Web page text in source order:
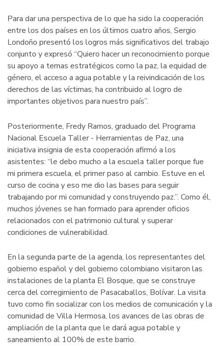
Para dar una perspectiva de lo que ha sido la cooperación
entre los dos países en los últimos cuatro años, Sergio
Londoño presentó los logros más significativos del trabajo
conjunto y expresó “Quiero hacer un reconocimiento porque
su apoyo a temas estratégicos como la paz, la equidad de
género, el acceso a agua potable y la reivindicación de los
derechos de las víctimas, ha contribuido al logro de
importantes objetivos para nuestro país”.
Posteriormente, Fredy Ramos, graduado del Programa
Nacional Escuela Taller - Herramientas de Paz, una
iniciativa insignia de esta cooperación afirmó a los
asistentes: “le debo mucho a la escuela taller porque fue
mi primera escuela, el primer paso al cambio. Estuve en el
curso de cocina y eso me dio las bases para seguir
trabajando por mi comunidad y construyendo paz.”. Como él,
muchos jóvenes se han formado para aprender oficios
relacionados con el patrimonio cultural y superar
condiciones de vulnerabilidad.
En la segunda parte de la agenda, los representantes del
gobierno español y del gobierno colombiano visitaron las
instalaciones de la planta El Bosque, que se construye
cerca del corregimiento de Pasacaballos, Bolívar. La visita
tuvo como fin socializar con los medios de comunicación y la
comunidad de Villa Hermosa, los avances de las obras de
ampliación de la planta que le dará agua potable y
saneamiento al 100% de este barrio.